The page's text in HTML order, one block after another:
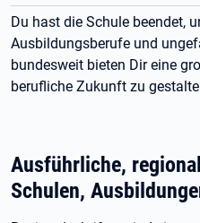
Du hast die Schule beendet,
Ausbildungsberufe und
bundesweit bieten Dir eine
berufliche Zukunft zu
Ausführliche,
Schulen,